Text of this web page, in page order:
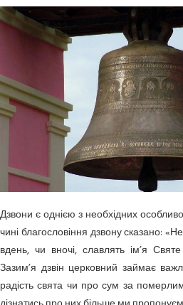
Дзвони є однією з необхідних
чині благословіння дзвону сказано:
вдeнь, чи вночі, славлять ім’я
Зазим’я дзвін церковний займає
радість свята чи про сум за